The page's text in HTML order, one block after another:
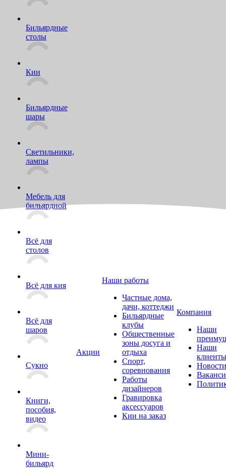
Бильярдные
столы
Кии
Бильярдные
шары
Светильники,
лампы
Мебель для
бильярдной
Всё для
столов
Всё для кия
Всё для
шаров
Сукно
Книги,
пособия,
видео
Мини-
бильярд
Акции
Наши работы
Частные дома,
дачи, коттеджи
Бильярдные
клубы
Общественные
зоны досуга и
отдыха
Спорт,
соревнования
Работы
дизайнеров
Гравировка
аксессуаров
Кии на заказ
Компания
Наши
Наши
клиенты
Новости